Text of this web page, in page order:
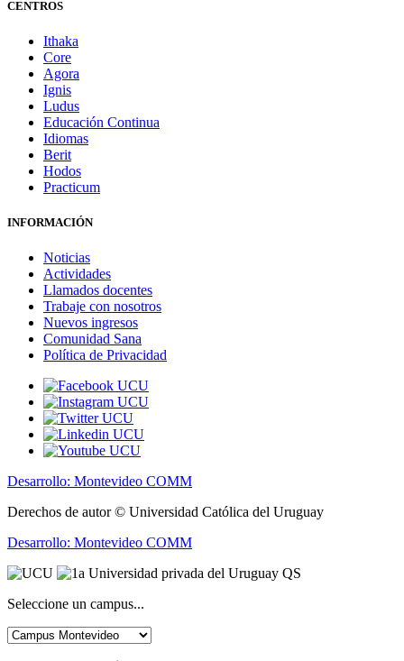
CENTROS
Ithaka
Core
Agora
Ignis
Ludus
Educación Continua
Idiomas
Berit
Hodos
Practicum
INFORMACIÓN
Noticias
Actividades
Llamados docentes
Trabaje con nosotros
Nuevos ingresos
Comunidad Sana
Política de Privacidad
Desarrollo: Montevideo COMM
Derechos de autor © Universidad Católica del Uruguay
Desarrollo: Montevideo COMM
Seleccione un campus...